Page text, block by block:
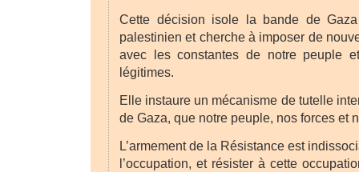
Cette décision isole la bande de
palestinien et cherche à imposer de
avec les constantes de notre peuple
légitimes.
Elle instaure un mécanisme de tutelle
de Gaza, que notre peuple, nos forces et
L’armement de la Résistance est
l’occupation, et résister à cette